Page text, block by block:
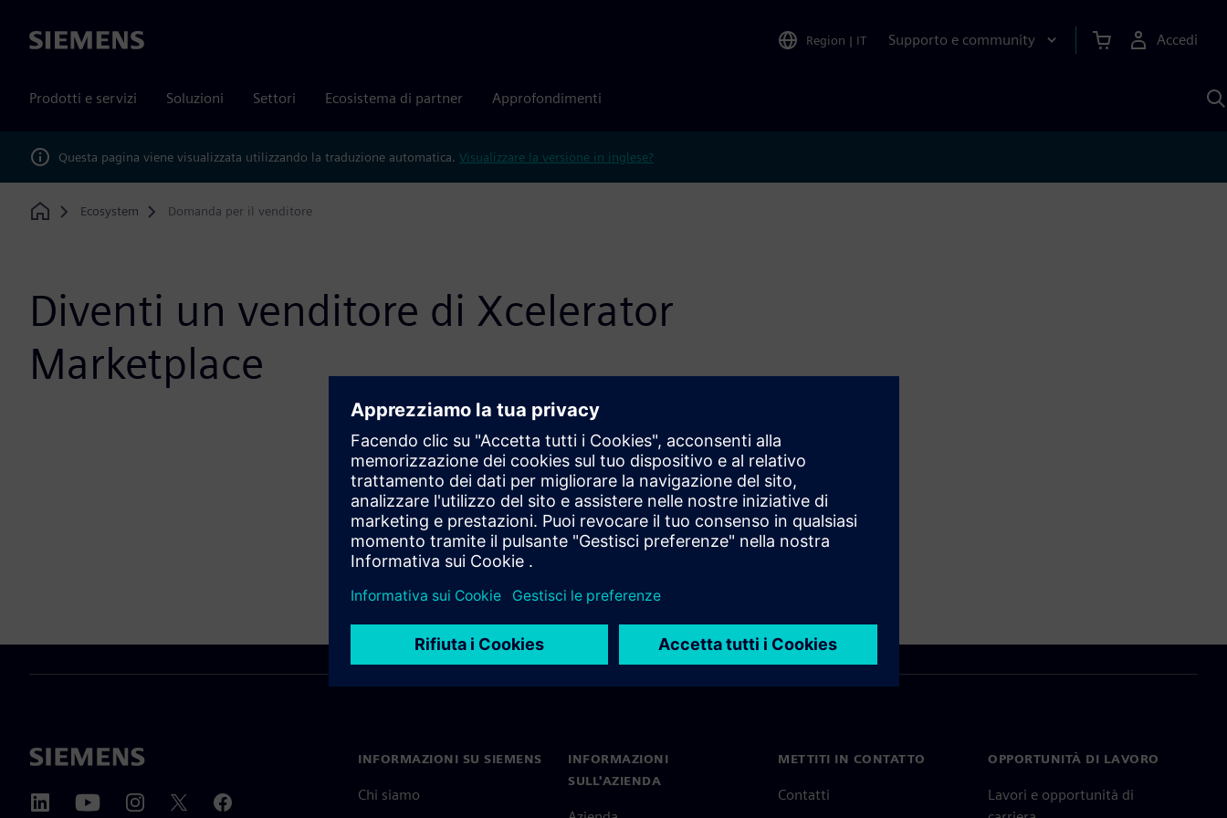
Siemens Region | IT Supporto e community Accedi
Prodotti e servizi Soluzioni Settori Ecosistema di partner Approfondimenti
Questa pagina viene visualizzata utilizzando la traduzione automatica. Visualizzare la versione in inglese?
Home
Ecosystem Domanda per il venditore
Diventi un venditore di Xcelerator
Marketplace
INFORMAZIONI SU SIEMENS
Chi siamo
INFORMAZIONI
SULL'AZIENDA
METTITI IN CONTATTO
Contatti
OPPORTUNITÀ DI LAVORO
Lavori e opportunità di